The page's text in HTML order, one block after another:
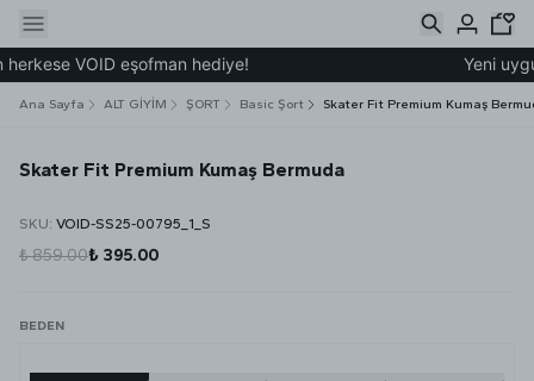
VOID eşofman hediye! Yeni
Ana Sayfa ALT GİYİM ŞORT Basic Şort Skater Fit Premium Kumaş
Skater Fit Premium Kumaş Bermuda
SKU: VOID-SS25-00795_1_S
₺ 859.00₺ 395.00
BEDEN